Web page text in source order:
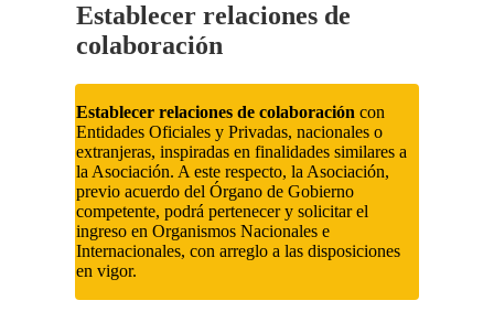
Establecer relaciones de
colaboración
Establecer relaciones de colaboración con
Entidades Oficiales y Privadas, nacionales o
extranjeras, inspiradas en finalidades similares a
la Asociación. A este respecto, la Asociación,
previo acuerdo del Órgano de Gobierno
competente, podrá pertenecer y solicitar el
ingreso en Organismos Nacionales e
Internacionales, con arreglo a las disposiciones
en vigor.